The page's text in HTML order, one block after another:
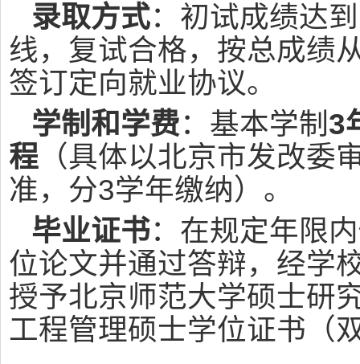
录取方式：初试成绩达
线，复试合格，按总成绩
签订定向就业协议。
学制和学费：基本学制 3
程 （具体以北京市发改委
准，分3学年缴纳）。
毕业证书：在规定年限
位论文并通过答辩，经学
授予北京师范大学硕士研
工程管理硕士学位证书（